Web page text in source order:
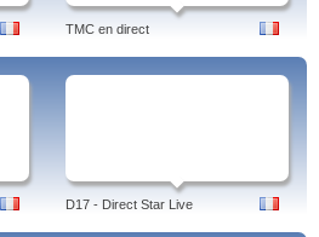
TMC en direct
D17 - Direct Star Live